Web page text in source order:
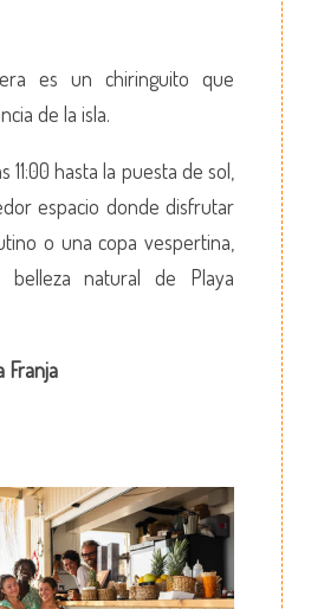
es un chiringuito que
de la isla.
hasta la puesta de sol,
espacio donde disfrutar
o una copa vespertina,
natural de Playa
Franja